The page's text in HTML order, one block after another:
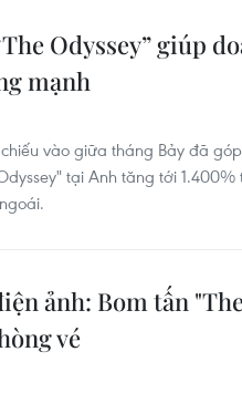
Odyssey” giúp
mạnh
vào giữa tháng Bảy đã
tại Anh tăng tới
ảnh: Bom tấn
vé